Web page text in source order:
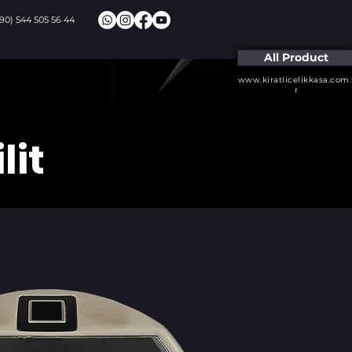
544 505 56 44
All Product
r